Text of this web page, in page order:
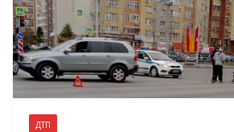
ДТП